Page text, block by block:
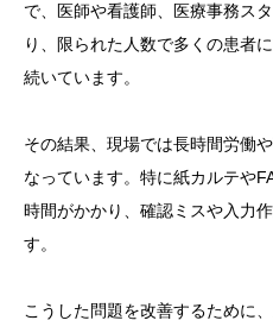
で、医師や看護師、医療事務ス
り、限られた人数で多くの患者
続いています。
その結果、現場では長時間労働
なっています。特に紙カルテや
時間がかかり、確認ミスや入力
す。
こうした問題を改善するために